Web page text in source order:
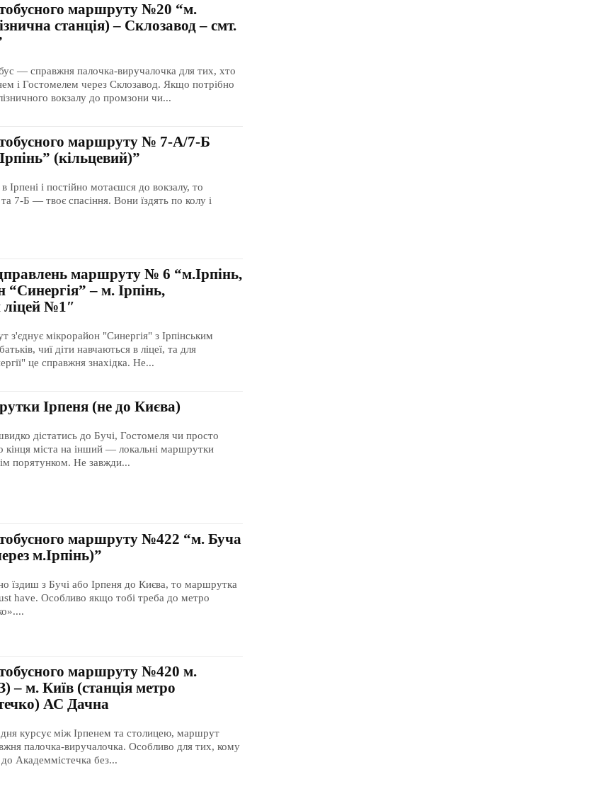
маршруту №20 “м.
станція) – Склозавод – смт.
— справжня палочка-виручалочка для тих, хто
і Гостомелем через Склозавод. Якщо потрібно
вокзалу до промзони чи...
маршруту № 7-А/7-Б
(кільцевий)”
і постійно мотаєшся до вокзалу, то
7-Б — твоє спасіння. Вони їздять по колу і
маршруту № 6 “м.Ірпінь,
“Синергія” – м. Ірпінь,
ліцей №1″
мікрорайон "Синергія" з Ірпінським
чиї діти навчаються в ліцеї, та для
це справжня знахідка. Не...
Ірпеня (не до Києва)
дістатись до Бучі, Гостомеля чи просто
кінця міста на інший — локальні маршрутки
порятунком. Не завжди...
маршруту №422 “м. Буча
м.Ірпінь)”
їздиш з Бучі або Ірпеня до Києва, то маршрутка
have. Особливо якщо тобі треба до метро
маршруту №420 м.
– м. Київ (станція метро
АС Дачна
курсує між Ірпенем та столицею, маршрут
палочка-виручалочка. Особливо для тих, кому
до Академмістечка без...